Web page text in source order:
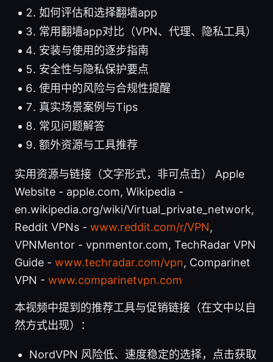
如何评估和选择翻墙app
常用翻墙app对比（VPN、代理、隐私工具）
安装与使用的逐步指南
安全性与隐私保护要点
使用中的风险与合规性提醒
真实场景案例与Tips
常见问题解答
额外资源与工具推荐
实用资源与链接（文字形式，非可点击） Apple
Website - apple.com, Wikipedia -
en.wikipedia.org/wiki/Virtual_private_network,
Reddit VPNs - www.reddit.com/r/VPN,
VPNMentor - vpnmentor.com, TechRadar VPN
Guide - www.techradar.com/vpn, Comparinet
VPN - www.comparinetvpn.com
本视频中提到的推荐工具与促销链接（在文中以自
然方式出现）：
NordVPN 风险低、速度稳定的选择，点击获取